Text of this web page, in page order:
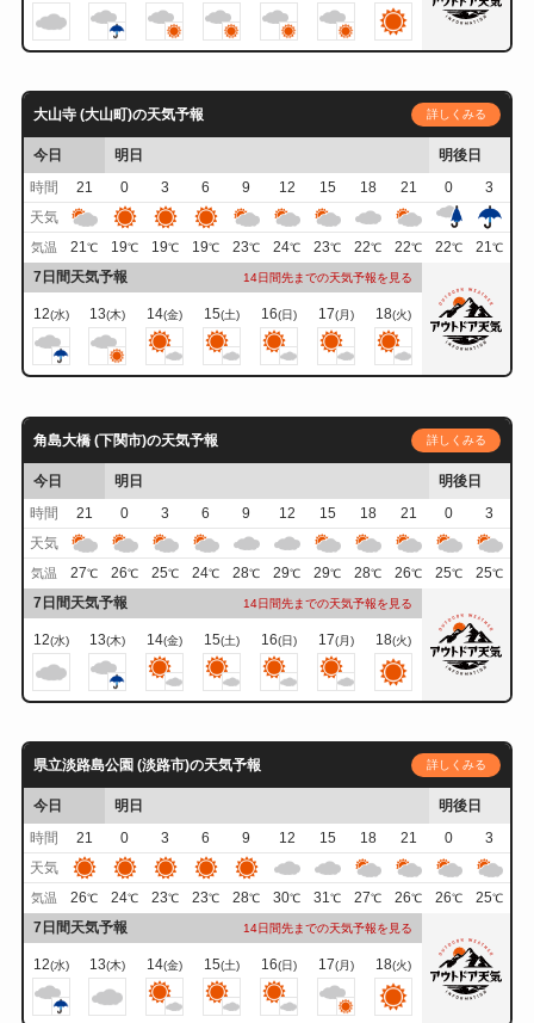
大山寺 (大山町)の天気予報 詳しくみる
今日 明日
明後日
時間
21 0 3 6 9 12 15 18 21 0
3
天気
気温 21℃ 19℃ 19℃ 19℃ 23℃ 24℃ 23℃ 22℃ 22℃ 22℃ 21℃
7日間天気予報 14日間先までの天気予報を見る
12(水) 13(木) 14(金) 15(土) 16(日) 17(月) 18(火)
角島大橋 (下関市)の天気予報 詳しくみる
今日 明日
明後日
時間
21 0 3 6 9 12 15 18 21 0
3
天気
気温 27℃ 26℃ 25℃ 24℃ 28℃ 29℃ 29℃ 28℃ 26℃ 25℃ 25℃
7日間天気予報 14日間先までの天気予報を見る
12(水) 13(木) 14(金) 15(土) 16(日) 17(月) 18(火)
県立淡路島公園 (淡路市)の天気予報 詳しくみる
今日 明日
明後日
時間
21 0 3 6 9 12 15 18 21 0
3
天気
気温 26℃ 24℃ 23℃ 23℃ 28℃ 30℃ 31℃ 27℃ 26℃ 26℃ 25℃
7日間天気予報 14日間先までの天気予報を見る
12(水) 13(木) 14(金) 15(土) 16(日) 17(月) 18(火)